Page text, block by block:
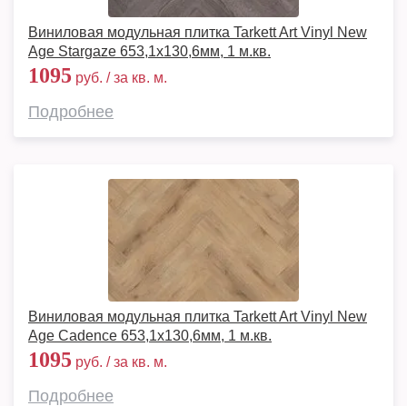
Виниловая модульная плитка Tarkett Art Vinyl New
Age Stargaze 653,1х130,6мм, 1 м.кв.
1095 руб. / за кв. м.
Подробнее
Виниловая модульная плитка Tarkett Art Vinyl New
Age Cadence 653,1х130,6мм, 1 м.кв.
1095 руб. / за кв. м.
Подробнее